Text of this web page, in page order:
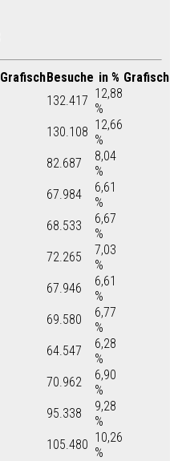
GrafischBesuche in % Grafisch
132.417 12,88
%
130.108 12,66
%
82.687
8,04
%
67.984
6,61
%
68.533
6,67
%
72.265
7,03
%
67.946
6,61
%
69.580
6,77
%
64.547
6,28
%
70.962
6,90
%
95.338
9,28
%
105.480 10,26
%